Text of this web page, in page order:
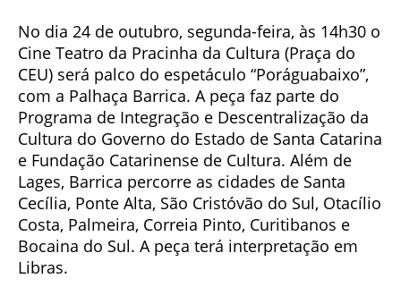
No dia 24 de outubro, segunda-feira, às 14h30 o
Cine Teatro da Pracinha da Cultura (Praça do
CEU) será palco do espetáculo “Poráguabaixo”,
com a Palhaça Barrica. A peça faz parte do
Programa de Integração e Descentralização da
Cultura do Governo do Estado de Santa Catarina
e Fundação Catarinense de Cultura. Além de
Lages, Barrica percorre as cidades de Santa
Cecília, Ponte Alta, São Cristóvão do Sul, Otacílio
Costa, Palmeira, Correia Pinto, Curitibanos e
Bocaina do Sul. A peça terá interpretação em
Libras.